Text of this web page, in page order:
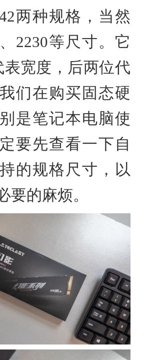
两种规格，当然
2230等尺寸。它
表宽度，后两位代
们在购买固态硬
是笔记本电脑使
要先查看一下自
的规格尺寸，以
要的麻烦。